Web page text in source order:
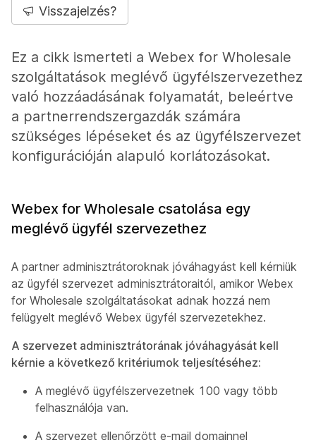
Visszajelzés?
Ez a cikk ismerteti a Webex for Wholesale
szolgáltatások meglévő ügyfélszervezethez
való hozzáadásának folyamatát, beleértve
a partnerrendszergazdák számára
szükséges lépéseket és az ügyfélszervezet
konfigurációján alapuló korlátozásokat.
Webex for Wholesale csatolása egy
meglévő ügyfél szervezethez
A partner adminisztrátoroknak jóváhagyást kell kérniük
az ügyfél szervezet adminisztrátoraitól, amikor Webex
for Wholesale szolgáltatásokat adnak hozzá nem
felügyelt meglévő Webex ügyfél szervezetekhez.
A szervezet adminisztrátorának jóváhagyását kell
kérnie a következő kritériumok teljesítéséhez:
A meglévő ügyfélszervezetnek 100 vagy több
felhasználója van.
A szervezet ellenőrzött e-mail domainnel